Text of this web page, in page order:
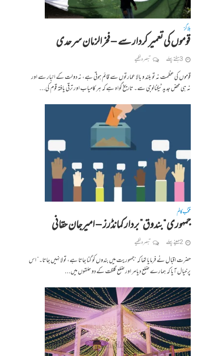
بلاگز
قوموں کی تعمیر کردار سے – فخرالزمان سرحدی
3 ہفتے پہلے تبصرہ لکھیے
قوموں کی عظمت نہ تو بلند و بالا عمارتوں سے قائم ہوتی ہے، نہ دولت کے انبار سے اور
نہ ہی محض جدید ٹیکنالوجی سے۔ تاریخ گواہ ہے کہ ہر کامیاب اور ترقی یافتہ قوم کی...
منتخب کالم
جمہوری “بندوق” بردار کمانڈرز – امیرجان حقانی
2 مہینے پہلے تبصرہ لکھیے
حضرت اقبال نے فرمایا تھا کہ “جمہوریت میں بندوں کو گنا جاتا ہے، تولا نہیں جاتا۔” اس
پر خیال آیا کہ ہمارے ضلع دیامر اور ضلع گلگت کے دو حلقوں میں...